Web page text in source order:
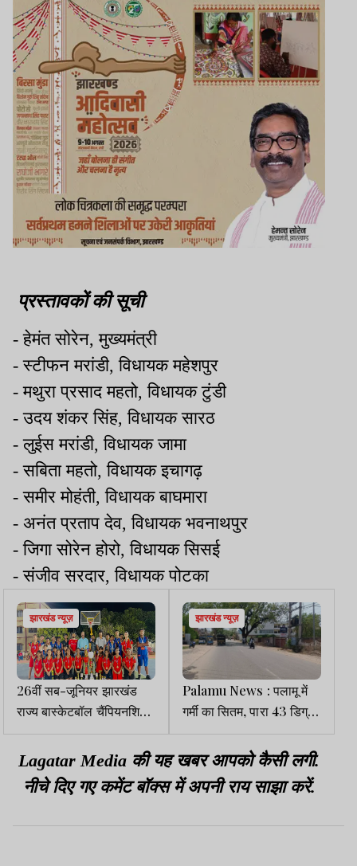
प्रस्तावकों की सूची
- हेमंत सोरेन, मुख्यमंत्री
- स्टीफन मरांडी, विधायक महेशपुर
- मथुरा प्रसाद महतो, विधायक टुंडी
- उदय शंकर सिंह, विधायक सारठ
- लुईस मरांडी, विधायक जामा
- सबिता महतो, विधायक इचागढ़
- समीर मोहंती, विधायक बाघमारा
- अनंत प्रताप देव, विधायक भवनाथपुर
- जिगा सोरेन होरो, विधायक सिसई
- संजीव सरदार, विधायक पोटका
झारखंड न्यूज़
26वीं सब-जूनियर झारखंड
राज्य बास्केटबॉल चैंपियनशिप में
बोकारो का शानदार प्रदर्शन
झारखंड न्यूज़
Palamu News : पलामू में
गर्मी का सितम, पारा 43 डिग्री
के पार
Lagatar Media की यह खबर आपको कैसी लगी.
नीचे दिए गए कमेंट बॉक्स में अपनी राय साझा करें.